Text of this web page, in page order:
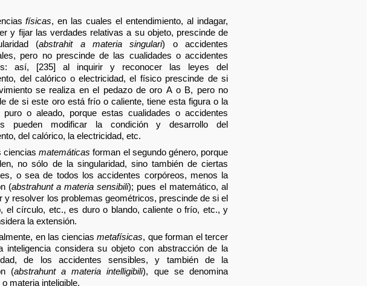
físicas, en las cuales el entendimiento, al indagar,
y fijar las verdades relativas a su objeto, prescinde de
(abstrahit a materia singulari) o accidentes
pero no prescinde de las cualidades o accidentes
así, [235] al inquirir y reconocer las leyes del
del calórico o electricidad, el físico prescinde de si
se realiza en el pedazo de oro A o B, pero no
de si este oro está frío o caliente, tiene esta figura o la
o aleado, porque estas cualidades o accidentes
pueden modificar la condición y desarrollo del
del calórico, la electricidad, etc.
cienciasmatemáticas forman el segundo género, porque
no sólo de la singularidad, sino también de ciertas
o sea de todos los accidentes corpóreos, menos la
(abstrahunt a materia sensibili); pues el matemático, al
y resolver los problemas geométricos, prescinde de si el
el círculo, etc., es duro o blando, caliente o frío, etc., y
la extensión.
en las cienciasmetafísicas, que forman el tercer
inteligencia considera su objeto con abstracción de la
de los accidentes sensibles, y también de la
(abstrahunt a materia intelligibili), que se denomina
materia inteligible.